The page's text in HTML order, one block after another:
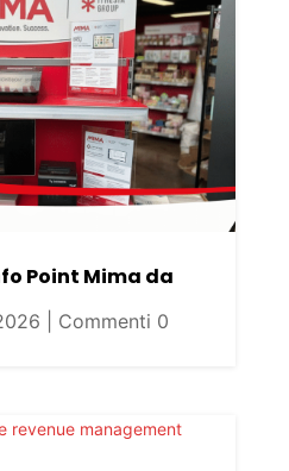
Point Mima da
| Commenti 0